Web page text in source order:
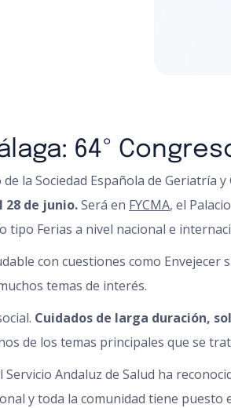
64º
la Sociedad Española de
28 de junio.Será en FYCMA, el
tipo Ferias a nivel nacional e
con cuestiones como
temas de interés.
Cuidados de larga duración,
de los temas principales que se
Andaluz de Salud ha
y toda la comunidad tiene puesto